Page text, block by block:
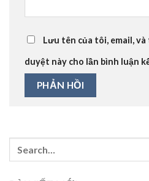
Lưu tên của tôi, email,
duyệt này cho lần bình luận